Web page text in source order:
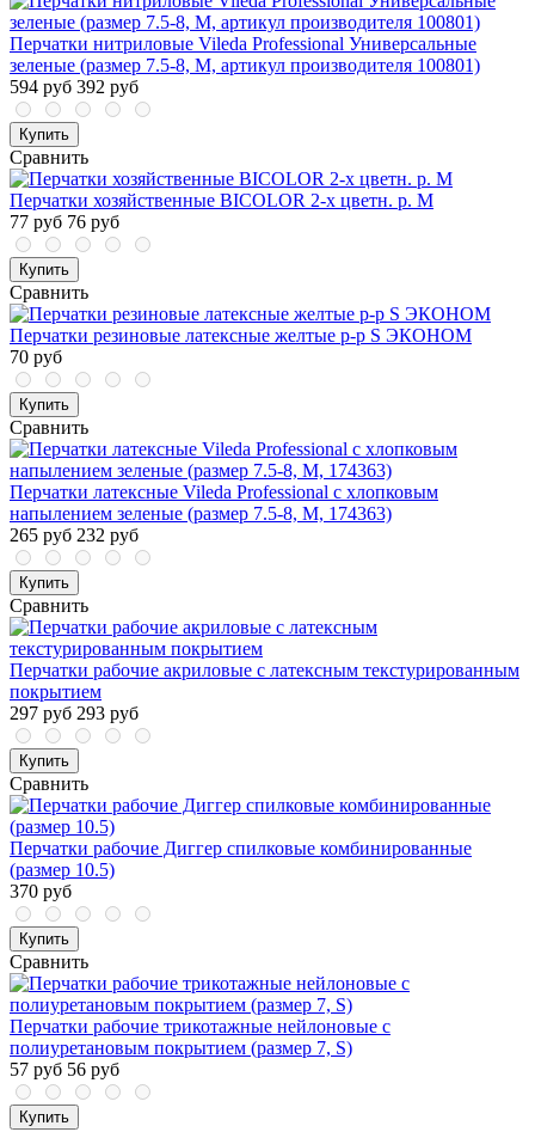
Перчатки нитриловые Vileda Professional Универсальные
зеленые (размер 7.5-8, M, артикул производителя 100801)
594 руб 392 руб
Купить
Сравнить
Перчатки хозяйственные BICOLOR 2-х цветн. р. М
77 руб 76 руб
Купить
Сравнить
Перчатки резиновые латексные желтые р-р S ЭКОНОМ
70 руб
Купить
Сравнить
Перчатки латексные Vileda Professional с хлопковым
напылением зеленые (размер 7.5-8, М, 174363)
265 руб 232 руб
Купить
Сравнить
Перчатки рабочие акриловые с латексным текстурированным
покрытием
297 руб 293 руб
Купить
Сравнить
Перчатки рабочие Диггер спилковые комбинированные
(размер 10.5)
370 руб
Купить
Сравнить
Перчатки рабочие трикотажные нейлоновые с
полиуретановым покрытием (размер 7, S)
57 руб 56 руб
Купить